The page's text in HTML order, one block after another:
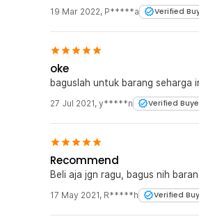
berada dalam kondisi yang
Kelengkapan Produk
Rincian yang Anda dapatkan
1 x TaffSPORT Helm
19 Mar 2022, P*****a Verified
oke
baguslah untuk barang seharga
27 Jul 2021, y*****n Verified
Recommend
Beli aja jgn ragu, bagus nih
17 May 2021, R*****h Verified